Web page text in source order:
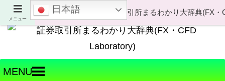
Welcome to FX・CFD Laboratory!
MENU
メニュー
日本語